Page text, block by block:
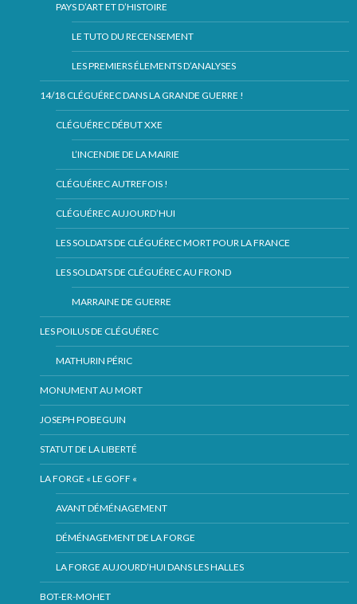
PAYS D’ART ET D’HISTOIRE
LE TUTO DU RECENSEMENT
LES PREMIERS ÉLEMENTS D’ANALYSES
14/18 CLÉGUÉREC DANS LA GRANDE GUERRE !
CLÉGUÉREC DÉBUT XXE
L’INCENDIE DE LA MAIRIE
CLÉGUÉREC AUTREFOIS !
CLÉGUÉREC AUJOURD’HUI
LES SOLDATS DE CLÉGUÉREC MORT POUR LA FRANCE
LES SOLDATS DE CLÉGUÉREC AU FROND
MARRAINE DE GUERRE
LES POILUS DE CLÉGUÉREC
MATHURIN PÉRIC
MONUMENT AU MORT
JOSEPH POBEGUIN
STATUT DE LA LIBERTÉ
LA FORGE « LE GOFF «
AVANT DÉMÉNAGEMENT
DÉMÉNAGEMENT DE LA FORGE
LA FORGE AUJOURD’HUI DANS LES HALLES
BOT-ER-MOHET